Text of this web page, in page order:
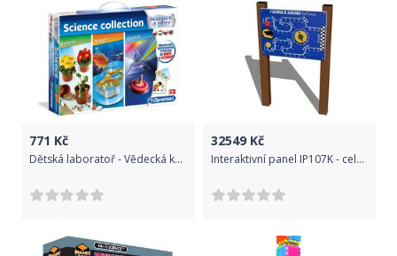
771 Kč
Dětská laboratoř - Vědecká kolekce 3 v 1
32549 Kč
Interaktivní panel IP107K - celokovový